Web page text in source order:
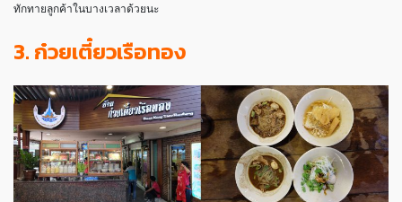
ทักทายลูกค้าในบางเวลาด้วยนะ
3. ก๋วยเตี๋ยวเรือทอง